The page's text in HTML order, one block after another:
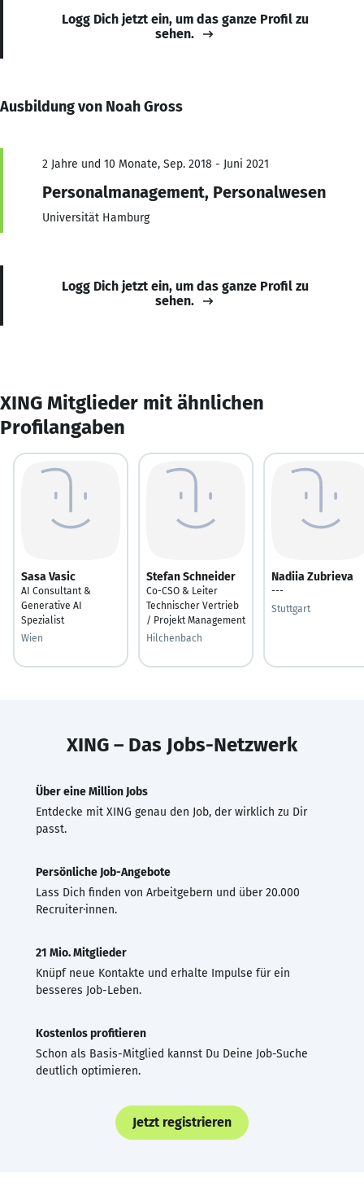
Logg Dich jetzt ein, um das ganze Profil zu
sehen.
Ausbildung von Noah Gross
2 Jahre und 10 Monate, Sep. 2018 - Juni 2021
Personalmanagement, Personalwesen
Universität Hamburg
Logg Dich jetzt ein, um das ganze Profil zu
sehen.
XING Mitglieder mit ähnlichen
Profilangaben
Sasa Vasic
AI Consultant &
Generative AI
Spezialist
Wien
Stefan Schneider
Co-CSO & Leiter
Technischer Vertrieb
/ Projekt Management
Hilchenbach
Nadiia Zubrieva
---
Stuttgart
XING – Das Jobs-Netzwerk
Über eine Million Jobs
Entdecke mit XING genau den Job, der wirklich zu Dir
passt.
Persönliche Job-Angebote
Lass Dich finden von Arbeitgebern und über 20.000
Recruiter·innen.
21 Mio. Mitglieder
Knüpf neue Kontakte und erhalte Impulse für ein
besseres Job-Leben.
Kostenlos profitieren
Schon als Basis-Mitglied kannst Du Deine Job-Suche
deutlich optimieren.
Jetzt registrieren